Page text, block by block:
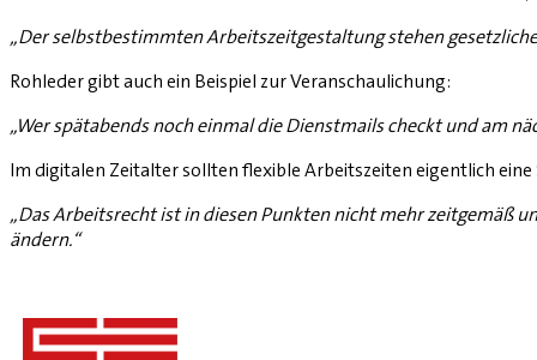
„Der selbstbestimmten Arbeitszeitgestaltung stehen
Rohleder gibt auch ein Beispiel zur Veranschaulichung:
„Wer spätabends noch einmal die Dienstmails checkt und am
Im digitalen Zeitalter sollten flexible Arbeitszeiten eigentlich
„Das Arbeitsrecht ist in diesen Punkten nicht mehr zeitgemäß
ändern.“